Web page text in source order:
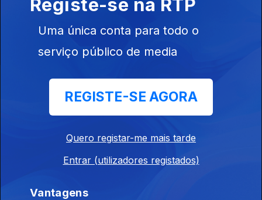
24 dez. 2024
Instale a aplicação RTP Play
Disponível para iOS, Android, Apple TV, Android TV e
CarPlay
Registe-se na RTP
Uma única conta para todo o
serviço público de media
REGISTE-SE AGORA
Quero registar-me mais tarde
Entrar (utilizadores registados)
Vantagens